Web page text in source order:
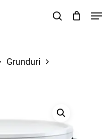
search
Grunduri